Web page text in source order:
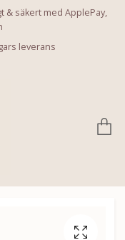
& säkert med ApplePay,
leverans